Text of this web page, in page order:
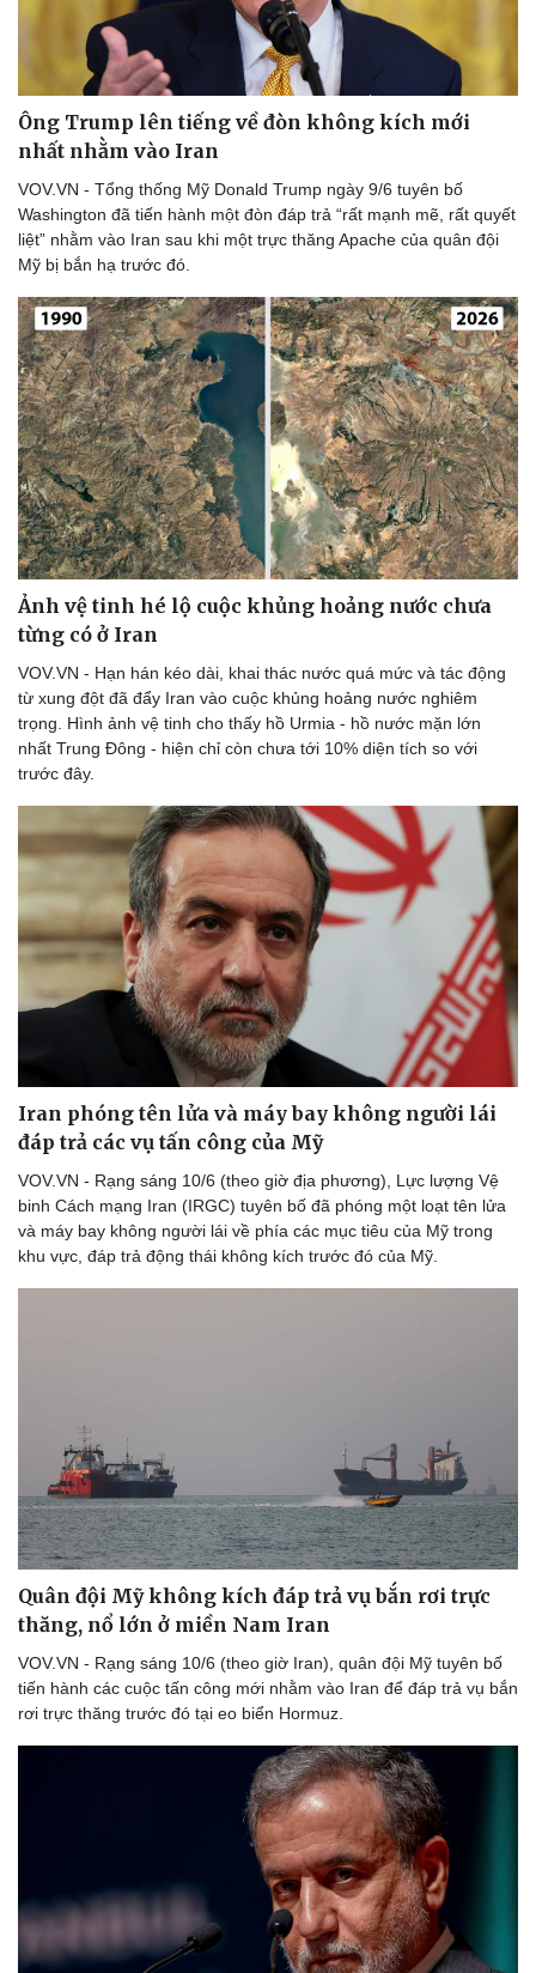
Thể thao
Bóng đá
Lịch thi đấu bóng đá
Thế giới thể thao
eSports
Hậu trường
Ô tô - Xe máy
Ô tô
Xe máy
Tư vấn
Ông Trump lên tiếng về đòn không kích mới
nhất nhằm vào Iran
VOV.VN - Tổng thống Mỹ Donald Trump ngày 9/6 tuyên bố
Washington đã tiến hành một đòn đáp trả “rất mạnh mẽ, rất quyết
liệt” nhằm vào Iran sau khi một trực thăng Apache của quân đội
Mỹ bị bắn hạ trước đó.
Ảnh vệ tinh hé lộ cuộc khủng hoảng nước chưa
từng có ở Iran
VOV.VN - Hạn hán kéo dài, khai thác nước quá mức và tác động
từ xung đột đã đẩy Iran vào cuộc khủng hoảng nước nghiêm
trọng. Hình ảnh vệ tinh cho thấy hồ Urmia - hồ nước mặn lớn
nhất Trung Đông - hiện chỉ còn chưa tới 10% diện tích so với
trước đây.
Iran phóng tên lửa và máy bay không người lái
đáp trả các vụ tấn công của Mỹ
VOV.VN - Rạng sáng 10/6 (theo giờ địa phương), Lực lượng Vệ
binh Cách mạng Iran (IRGC) tuyên bố đã phóng một loạt tên lửa
và máy bay không người lái về phía các mục tiêu của Mỹ trong
khu vực, đáp trả động thái không kích trước đó của Mỹ.
Quân đội Mỹ không kích đáp trả vụ bắn rơi trực
thăng, nổ lớn ở miền Nam Iran
VOV.VN - Rạng sáng 10/6 (theo giờ Iran), quân đội Mỹ tuyên bố
tiến hành các cuộc tấn công mới nhằm vào Iran để đáp trả vụ bắn
rơi trực thăng trước đó tại eo biển Hormuz.